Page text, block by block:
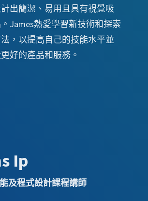
出簡潔、易用且具有視覺吸
James熱愛學習新技術和探索
，以提高自己的技能水平並
好的產品和服務。
Ip
及程式設計課程講師